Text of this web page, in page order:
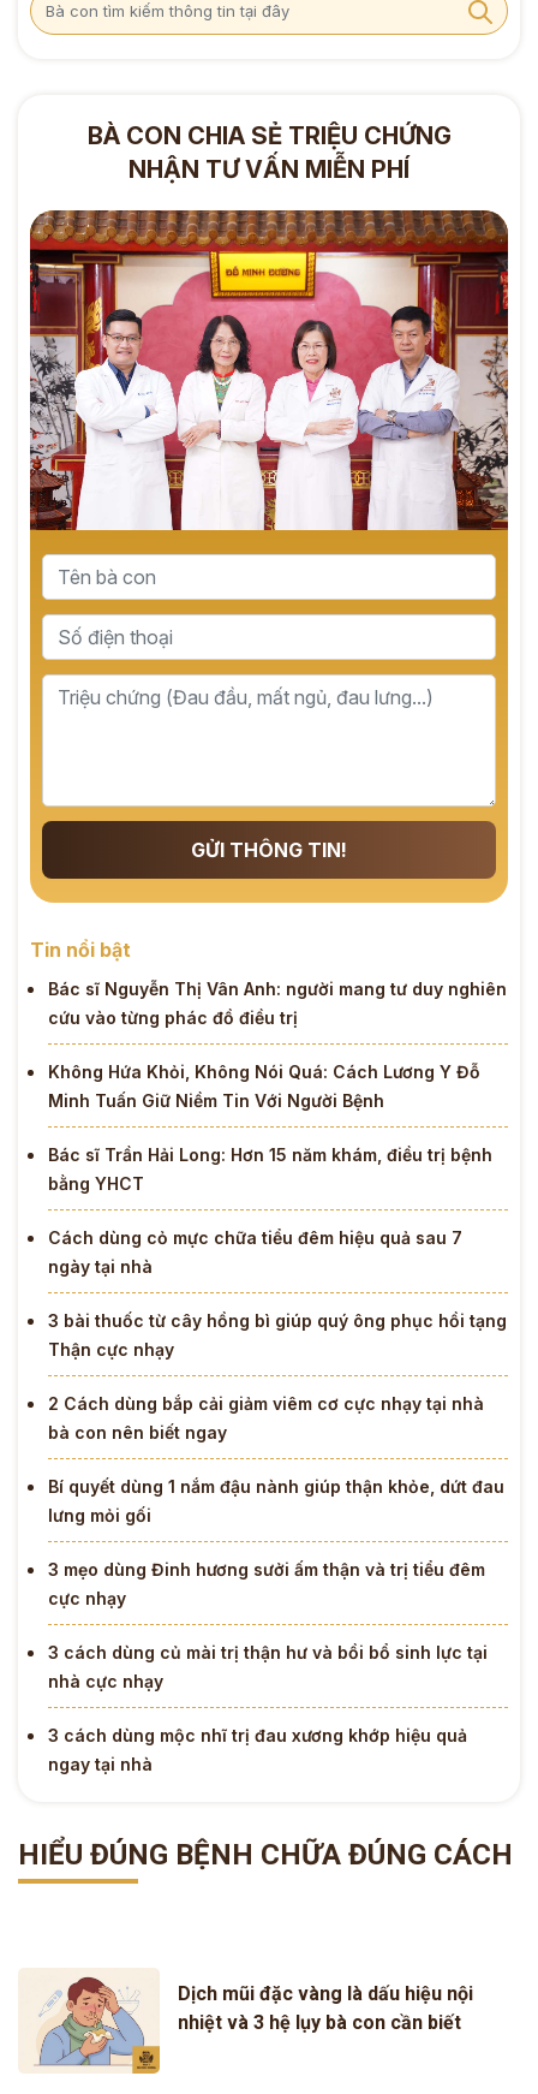
BÀ CON CHIA SẺ TRIỆU CHỨNG
NHẬN TƯ VẤN MIỄN PHÍ
GỬI THÔNG TIN!
Tin nổi bật
Bác sĩ Nguyễn Thị Vân Anh: người mang tư duy nghiên
cứu vào từng phác đồ điều trị
Không Hứa Khỏi, Không Nói Quá: Cách Lương Y Đỗ
Minh Tuấn Giữ Niềm Tin Với Người Bệnh
Bác sĩ Trần Hải Long: Hơn 15 năm khám, điều trị bệnh
bằng YHCT
Cách dùng cỏ mực chữa tiểu đêm hiệu quả sau 7
ngày tại nhà
3 bài thuốc từ cây hồng bì giúp quý ông phục hồi tạng
Thận cực nhạy
2 Cách dùng bắp cải giảm viêm cơ cực nhạy tại nhà
bà con nên biết ngay
Bí quyết dùng 1 nắm đậu nành giúp thận khỏe, dứt đau
lưng mỏi gối
3 mẹo dùng Đinh hương sưởi ấm thận và trị tiểu đêm
cực nhạy
3 cách dùng củ mài trị thận hư và bồi bổ sinh lực tại
nhà cực nhạy
3 cách dùng mộc nhĩ trị đau xương khớp hiệu quả
ngay tại nhà
HIỂU ĐÚNG BỆNH CHỮA ĐÚNG CÁCH
Dịch mũi đặc vàng là dấu hiệu nội
nhiệt và 3 hệ lụy bà con cần biết